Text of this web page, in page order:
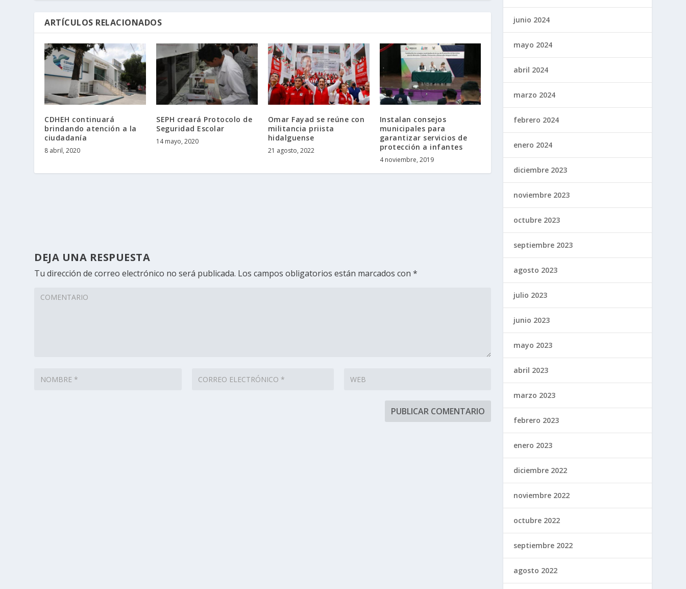
ARTÍCULOS RELACIONADOS
CDHEH continuará
brindando atención a la
ciudadanía
8 abril, 2020
SEPH creará Protocolo de
Seguridad Escolar
14 mayo, 2020
Omar Fayad se reúne con
militancia priista
hidalguense
21 agosto, 2022
Instalan consejos
municipales para
garantizar servicios de
protección a infantes
4 noviembre, 2019
DEJA UNA RESPUESTA
Tu dirección de correo electrónico no será publicada. Los campos obligatorios están marcados con*
junio 2024
mayo 2024
abril 2024
marzo 2024
febrero 2024
enero 2024
diciembre 2023
noviembre 2023
octubre 2023
septiembre 2023
agosto 2023
julio 2023
junio 2023
mayo 2023
abril 2023
marzo 2023
febrero 2023
enero 2023
diciembre 2022
noviembre 2022
octubre 2022
septiembre 2022
agosto 2022